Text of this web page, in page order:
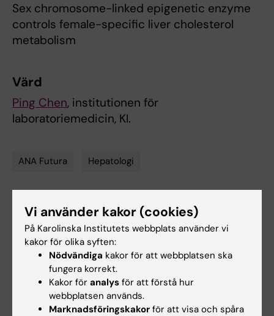
Sex chromosome-linked epigenetic enzyme
controls female-specific liver cholesterol
metabolism
Värd
Ping Chen, institutionen för
laboratoriemedicin, KI.
ANA Futura Hepatologi
Innehållsgranskare:
Redaktör:Karin Vikström
Sidan uppdaterad:2026-06-02
Vi använder kakor (cookies)
På Karolinska Institutets webbplats använder vi
kakor för olika syften:
Nödvändiga kakor för att webbplatsen ska
fungera korrekt.
Kakor för analys för att förstå hur
webbplatsen används.
Marknadsföringskakor för att visa och spåra